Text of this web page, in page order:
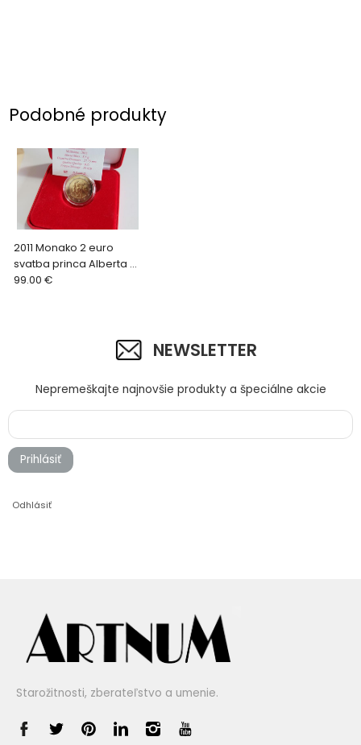
Podobné produkty
2011 Monako 2 euro
svatba princa Alberta a
Charlene
99.00 €
NEWSLETTER
Nepremeškajte najnovšie produkty a špeciálne akcie
Prihlásiť
Odhlásiť
Starožitnosti, zberateľstvo a umenie.